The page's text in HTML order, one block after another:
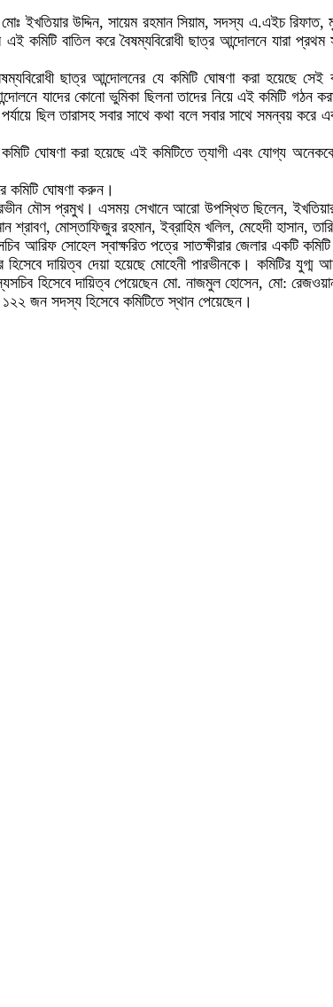
উদ্দিন, সায়েম রহমান সিয়াম, সদস্য এ.এইচ রিফাত,
কমিটি বাতিল করে বৈষম্যবিরোধী ছাত্র আন্দোলনে যারা প্রথম
ছাত্র আন্দোলনের যে কমিটি ঘোষণা করা হয়েছে
যাদের কোনো ভুমিকা ছিলনা তাদের নিয়ে এই কমিটি গঠন করা
ছিল তারাসহ সবার সাথে কথা বলে সবার সাথে সমন্বয়
ঘোষণা করা হয়েছে এই কমিটিতে ত্যাগী এবং যোগ্য অনেককে
কমিটি ঘোষণা করুন।
মৌস প্রমুখ। এসময় সেখানে আরো উপস্থিত ছিলেন, ইখতিয়ার
শ্রাবণ, মোস্তাফিজুর রহমান, ইব্রাহিম খলিল, মেহেদী হাসান,
সোহেল স্বাক্ষরিত পত্রে সাতক্ষীরার জেলার একটি
দায়িত্ব দেয়া হয়েছে মোহেনী পারভীনকে। কমিটির
হিসেবে দায়িত্ব পেয়েছেন মো. নাজমুল হোসেন, মো:
জন সদস্য হিসেবে কমিটিতে স্থান পেয়েছেন।